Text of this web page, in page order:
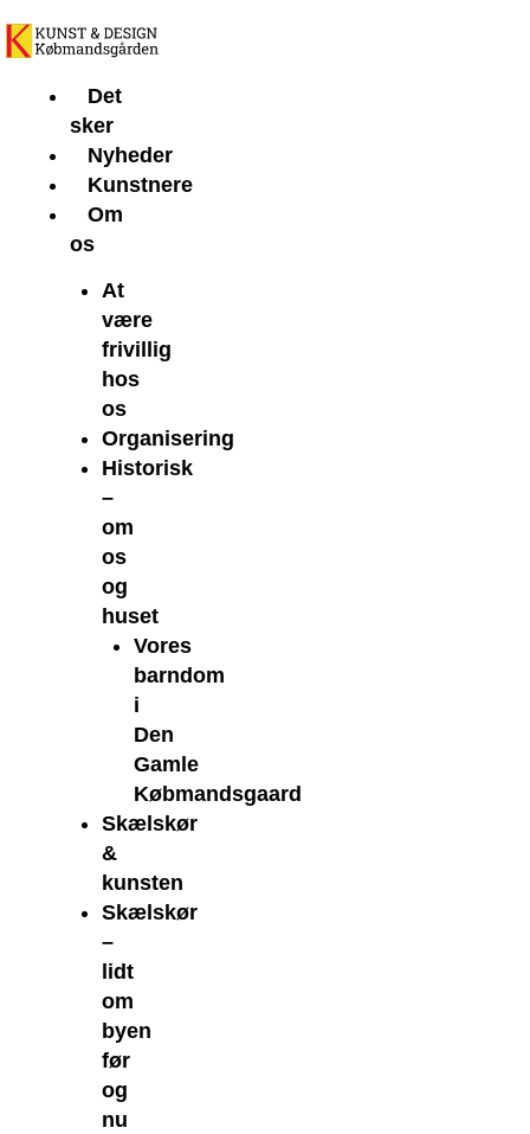
til
Det
sker
Nyheder
Kunstnere
Om
os
At
være
frivillig
hos
os
Organisering
Historisk
–
om
os
og
huset
Vores
barndom
i
Den
Gamle
Købmandsgaard
Skælskør
&
kunsten
Skælskør
–
lidt
om
byen
før
og
nu